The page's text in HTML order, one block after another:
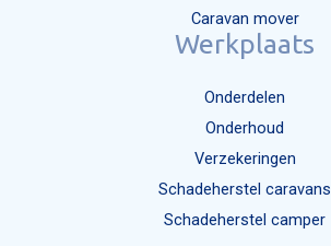
Caravan mover
Werkplaats
Onderdelen
Onderhoud
Verzekeringen
Schadeherstel caravans
Schadeherstel camper